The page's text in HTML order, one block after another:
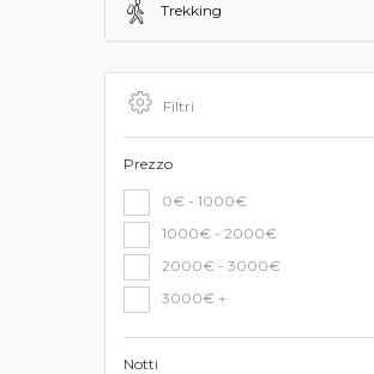
Trekking
Filtri
Prezzo
0€ - 1000€
1000€ - 2000€
2000€ - 3000€
3000€ +
Notti